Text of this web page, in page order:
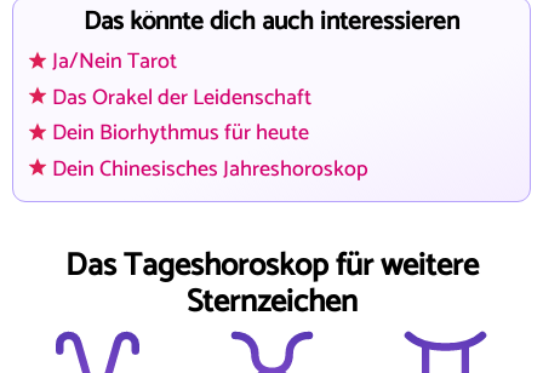
Das könnte dich auch interessieren
Ja/Nein Tarot
Das Orakel der Leidenschaft
Dein Biorhythmus für heute
Dein Chinesisches Jahreshoroskop
Das Tageshoroskop für weitere
Sternzeichen